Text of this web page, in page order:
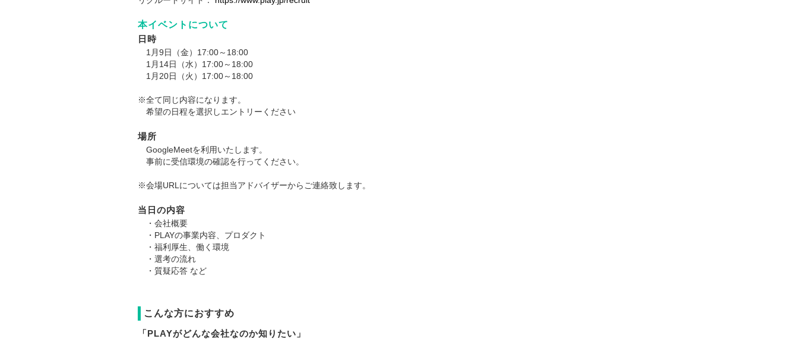
本イベントについて
日時
1月9日（金）17:00～18:00
1月14日（水）17:00～18:00
1月20日（火）17:00～18:00
※全て同じ内容になります。
希望の日程を選択しエントリーください
場所
GoogleMeetを利用いたします。
事前に受信環境の確認を行ってください。
※会場URLについては担当アドバイザーからご連絡致します。
当日の内容
・会社概要
・PLAYの事業内容、プロダクト
・福利厚生、働く環境
・選考の流れ
・質疑応答 など
こんな方におすすめ
「PLAYがどんな会社なのか知りたい」